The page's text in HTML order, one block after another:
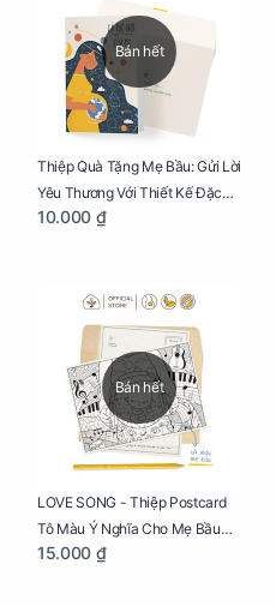
Bán hết
Thiệp Quà Tặng Mẹ Bầu: Gửi Lời
Yêu Thương Với Thiết Kế Đặc
Biệt Dành Riêng Cho Mẹ Bầu
10.000 ₫
Bán hết
LOVE SONG - Thiệp Postcard
Tô Màu Ý Nghĩa Cho Mẹ Bầu
Sáng Tạo, Thư Giãn Và Hạnh
15.000 ₫